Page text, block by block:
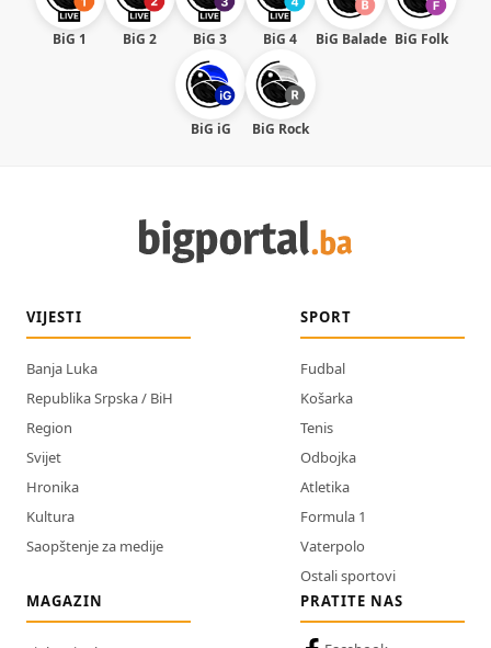
BiG 1 BiG 2 BiG 3 BiG 4 BiG Balade BiG Folk
BiG iG BiG Rock
VIJESTI
Banja Luka
Republika Srpska / BiH
Region
Svijet
Hronika
Kultura
Saopštenje za medije
SPORT
Fudbal
Košarka
Tenis
Odbojka
Atletika
Formula 1
Vaterpolo
Ostali sportovi
MAGAZIN
PRATITE NAS